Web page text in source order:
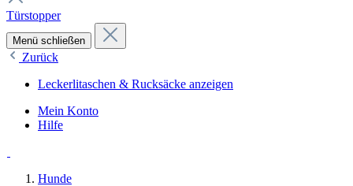
Türstopper
Menü schließen
Zurück
Leckerlitaschen & Rucksäcke anzeigen
Mein Konto
Hilfe
Hunde